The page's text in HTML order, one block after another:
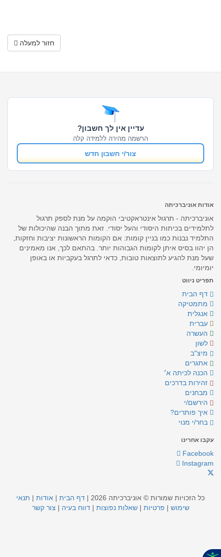
חזור למעלה
עדיין אין לך חשבון?
הרשמה מהירה ללמידה קלה
צור/י חשבון חדש
אודות אוניברכיתה
אוניברכיתה - תרגול אינטראקטיבי הוקמה על מנת לספק תרגול
לתלמידים בכיתות היסודי והעל יסודי. זאת מתוך הבנה שהיכולות של
התלמיד נבנות כמו בניין קומות: אם הקומות הראשונות יציבות וחזקות,
הן יהוו בסיס איתן לקומות הגבוהות יותר. בהתאם לכך, אנו מאמינים
שעל מנת להגיע לתוצאות טובות, כדאי לתרגל בעקביות או באופן
יומיומי.
תפריט ניווט
דף הבית
מתמטיקה
אנגלית
עברית
העשרה
לשון
מיצ"ב
אתגרים
הכנה לכיתה א׳
זהירות בדרכים
מבחנים
הירשם/י
איך פותרים?
בחר/י מנוי
עקבו אחרינו
Facebook
Instagram
כל הזכויות שמורות © אוניברכיתה 2026 | דף הבית | אודות | תנאי
שימוש | פרטיות |שאלות נפוצות |דווח בעיה | צור קשר